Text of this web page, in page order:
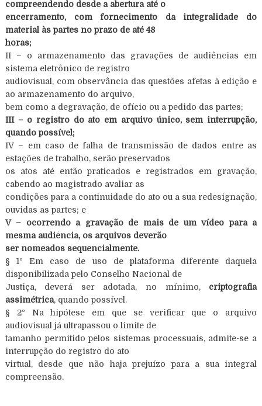
compreendendo desde a abertura até o
encerramento, com fornecimento da integralidade do
material às partes no prazo de até 48
horas;
II – o armazenamento das gravações de audiências em
sistema eletrônico de registro
audiovisual, com observância das questões afetas à edição e
ao armazenamento do arquivo,
bem como a degravação, de ofício ou a pedido das partes;
III – o registro do ato em arquivo único, sem interrupção,
quando possível;
IV – em caso de falha de transmissão de dados entre as
estações de trabalho, serão preservados
os atos até então praticados e registrados em gravação,
cabendo ao magistrado avaliar as
condições para a continuidade do ato ou a sua redesignação,
ouvidas as partes; e
V – ocorrendo a gravação de mais de um vídeo para a
mesma audiência, os arquivos deverão
ser nomeados sequencialmente.
§ 1º Em caso de uso de plataforma diferente daquela
disponibilizada pelo Conselho Nacional de
Justiça, deverá ser adotada, no mínimo,criptografia
assimétrica, quando possível.
§ 2º Na hipótese em que se verificar que o arquivo
audiovisual já ultrapassou o limite de
tamanho permitido pelos sistemas processuais, admite-se a
interrupção do registro do ato
virtual, desde que não haja prejuízo para a sua integral
compreensão.